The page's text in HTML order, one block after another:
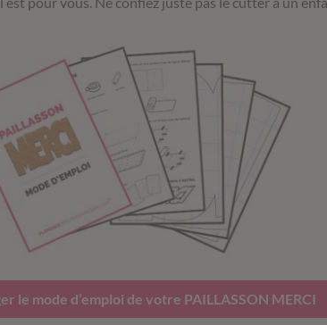
le mode d’emploi de votre PAILLASSON MERCI